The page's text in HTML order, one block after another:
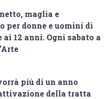
maglia e
per donne e uomini di
ai 12 anni. Ogni sabato a
più di un anno
della tratta